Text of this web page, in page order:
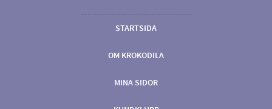
STARTSIDA
OM KROKODILA
MINA SIDOR